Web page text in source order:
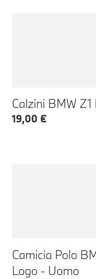
Calzini BMW Z1
19,00 €
Camicia Polo
Logo - Uomo